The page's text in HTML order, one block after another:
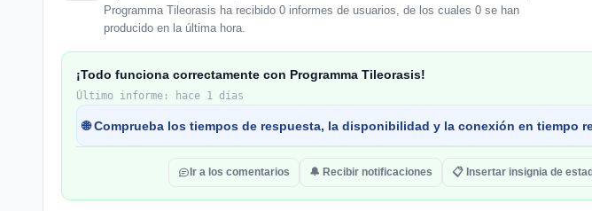
Programma Tileorasis ha recibido 0 informes de usuarios, de los cuales 0 se han
producido en la última hora.
¡Todo funciona correctamente con Programma Tileorasis!
Último informe: hace 1 días
🌐 Comprueba los tiempos de respuesta, la disponibilidad y la conexión en tiempo
Ir a los comentarios 🔔 Recibir notificaciones 📋 Insertar insignia de